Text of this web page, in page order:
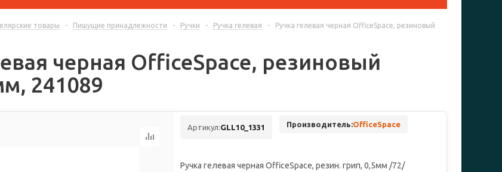
товары - Пишущие принадлежности - Ручки - Ручка гелевая -
Ручка гелевая черная OfficeSpace, резиновый
черная OfficeSpace, резиновый
241089
Артикул:GLL10_1331 Производитель:OfficeSpace
Ручка гелевая черная OfficeSpace, резин. грип, 0,5мм /72/